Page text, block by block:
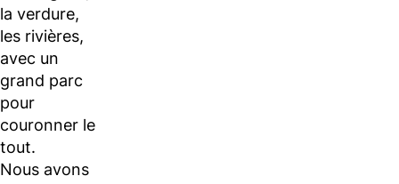
la verdure,
les rivières,
avec un
grand parc
pour
couronner le
tout.
Nous avons